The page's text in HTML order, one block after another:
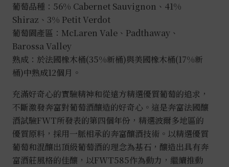
數
量
葡萄品種：56% Cabernet Sauvignon、41%
Shiraz、3% Petit Verdot
葡萄園產區：McLaren Vale、Padthaway、
Barossa Valley
熟成：於法國橡木桶(35%新桶)與美國橡木桶(17%新
桶)中熟成12個月。
充滿好奇心的實驗精神和從遠方精選優質葡萄的追求，
不斷激發奔富對葡萄酒釀造的好奇心。這是奔富法國釀
酒試驗FWT所發表的第四個年份，精選波爾多地區的
優質原料，採用一脈相承的奔富釀酒技術。以精選優質
葡萄和混釀出頂級葡萄酒的理念為基石，釀造出具有奔
富酒莊風格的佳釀，以FWT585作為動力，繼續推動